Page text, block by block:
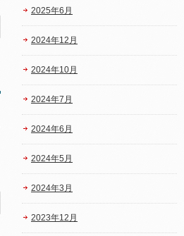
2025年6月
2024年12月
2024年10月
2024年7月
2024年6月
2024年5月
2024年3月
2023年12月